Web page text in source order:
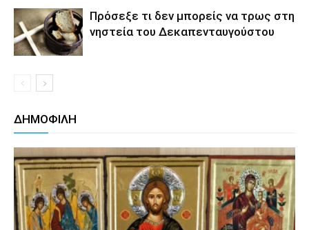
Πρόσεξε τι δεν μπορείς να τρως στη
νηστεία του Δεκαπενταυγούστου
ΔΗΜΟΦΙΛΗ